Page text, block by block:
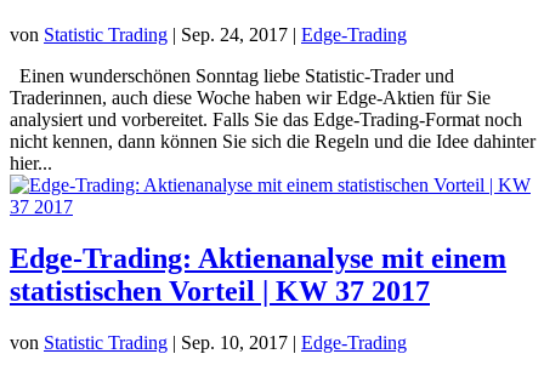
von Statistic Trading | Sep. 24, 2017 | Edge-Trading
Einen wunderschönen Sonntag liebe Statistic-Trader und
Traderinnen, auch diese Woche haben wir Edge-Aktien für Sie
analysiert und vorbereitet. Falls Sie das Edge-Trading-Format noch
nicht kennen, dann können Sie sich die Regeln und die Idee dahinter
hier...
Edge-Trading: Aktienanalyse mit einem
statistischen Vorteil | KW 37 2017
von Statistic Trading | Sep. 10, 2017 | Edge-Trading